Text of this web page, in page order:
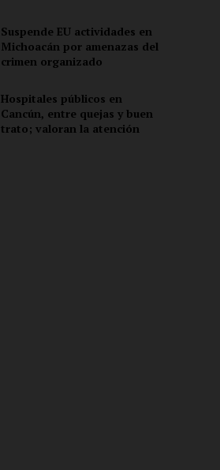
Suspende EU actividades en
Michoacán por amenazas del
crimen organizado
Hospitales públicos en
Cancún, entre quejas y buen
trato; valoran la atención